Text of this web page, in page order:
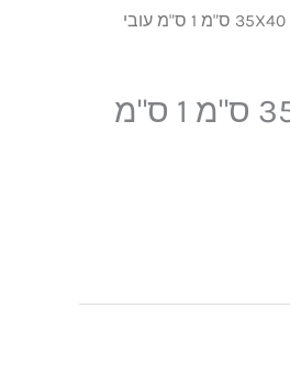
אבן שמוט לתנור אפאונו 35X40 ס"מ 1 ס"מ